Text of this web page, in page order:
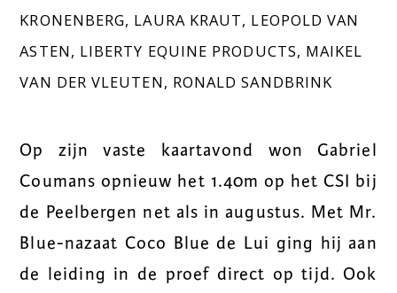
KRONENBERG, LAURA KRAUT, LEOPOLD VAN
ASTEN, LIBERTY EQUINE PRODUCTS, MAIKEL
VAN DER VLEUTEN, RONALD SANDBRINK
Op zijn vaste kaartavond won Gabriel
Coumans opnieuw het 1.40m op het CSI bij
de Peelbergen net als in augustus. Met Mr.
Blue-nazaat Coco Blue de Lui ging hij aan
de leiding in de proef direct op tijd. Ook